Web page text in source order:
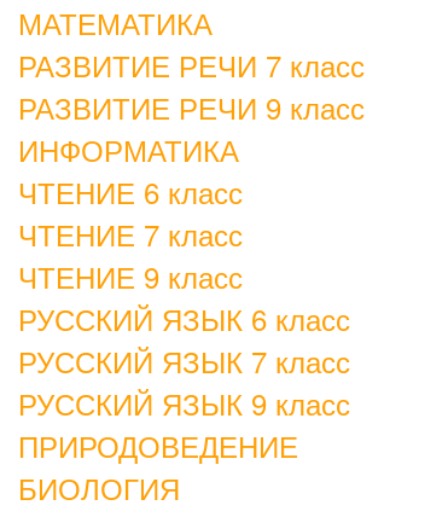
МАТЕМАТИКА
РАЗВИТИЕ РЕЧИ 7 класс
РАЗВИТИЕ РЕЧИ 9 класс
ИНФОРМАТИКА
ЧТЕНИЕ 6 класс
ЧТЕНИЕ 7 класс
ЧТЕНИЕ 9 класс
РУССКИЙ ЯЗЫК 6 класс
РУССКИЙ ЯЗЫК 7 класс
РУССКИЙ ЯЗЫК 9 класс
ПРИРОДОВЕДЕНИЕ
БИОЛОГИЯ